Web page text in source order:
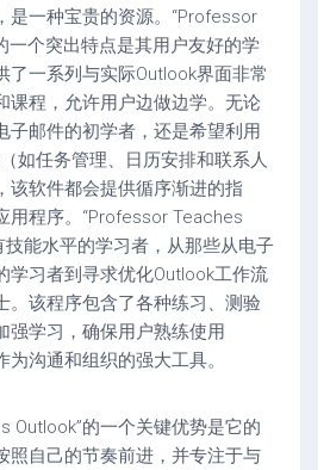
是一种宝贵的资源。“Professor
一个突出特点是其用户友好的学
了一系列与实际Outlook界面非常
课程，允许用户边做边学。无论
子邮件的初学者，还是希望利用
如任务管理、日历安排和联系人
该软件都会提供循序渐进的指
用程序。“Professor Teaches
技能水平的学习者，从那些从电子
学习者到寻求优化Outlook工作流
。该程序包含了各种练习、测验
强学习，确保用户熟练使用
沟通和组织的强大工具。
Outlook”的一个关键优势是它的
照自己的节奏前进，并专注于与